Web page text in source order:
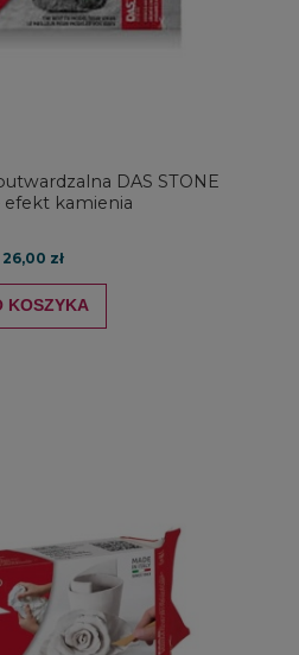
DAS STONE
efekt kamienia
26,00 zł
KOSZYKA